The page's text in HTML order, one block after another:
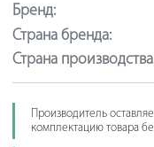
Бренд:
Страна бренда:
Страна
Производитель
комплектацию товара